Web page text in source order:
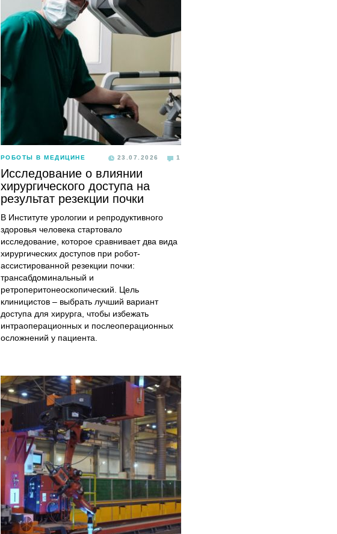
РОБОТЫ В МЕДИЦИНЕ 23.07.2026 1
Исследование о влиянии
хирургического доступа на
результат резекции почки
В Институте урологии и репродуктивного
здоровья человека стартовало
исследование, которое сравнивает два вида
хирургических доступов при робот-
ассистированной резекции почки:
трансабдоминальный и
ретроперитонеоскопический. Цель
клиницистов – выбрать лучший вариант
доступа для хирурга, чтобы избежать
интраоперационных и послеоперационных
осложнений у пациента.